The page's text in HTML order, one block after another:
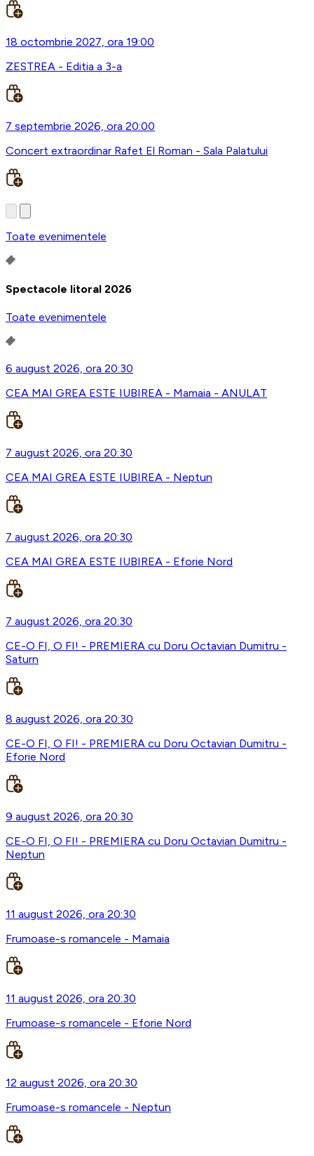
18 octombrie 2027, ora 19:00
ZESTREA - Editia a 3-a
7 septembrie 2026, ora 20:00
Concert extraordinar Rafet El Roman - Sala Palatului
Toate evenimentele
Spectacole litoral 2026
Toate evenimentele
6 august 2026, ora 20:30
CEA MAI GREA ESTE IUBIREA - Mamaia - ANULAT
7 august 2026, ora 20:30
CEA MAI GREA ESTE IUBIREA - Neptun
7 august 2026, ora 20:30
CEA MAI GREA ESTE IUBIREA - Eforie Nord
7 august 2026, ora 20:30
CE-O FI, O FI! - PREMIERA cu Doru Octavian Dumitru -
Saturn
8 august 2026, ora 20:30
CE-O FI, O FI! - PREMIERA cu Doru Octavian Dumitru -
Eforie Nord
9 august 2026, ora 20:30
CE-O FI, O FI! - PREMIERA cu Doru Octavian Dumitru -
Neptun
11 august 2026, ora 20:30
Frumoase-s romancele - Mamaia
11 august 2026, ora 20:30
Frumoase-s romancele - Eforie Nord
12 august 2026, ora 20:30
Frumoase-s romancele - Neptun